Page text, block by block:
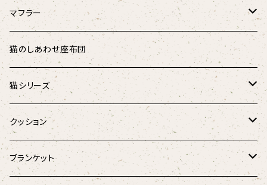
リバーシブル
シャギーアニマル
アニマル
麻と羽毛のリボンウォーマー
Fabric by BEST OF MORRIS
マフラー
ダウンマフラー
オーガニックコットンダウンマフラー
猫のしあわせ座布団
猫シリーズ
猫のしあわせ座布団
猫のしあわせ座布団(クールタイプ)
クッション
猫としあわせクッション
ブランケット